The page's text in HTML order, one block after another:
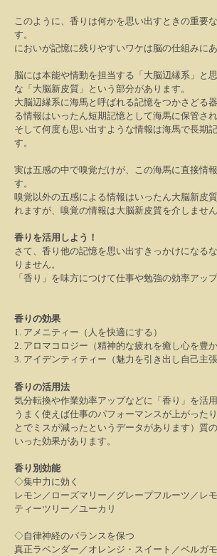
このように、香りは何かを思い出すときの重要
す。
においが記憶に残りやすいワケは脳の仕組みにあ
脳には本能や情動を担当する「大脳辺縁系」と
な「大脳新皮質」という部分があります。
大脳辺縁系に海馬と呼ばれる記憶をつかさどる
る情報はいったん短期記憶として海馬に保管され
そして何度も思い出すような情報は海馬で長期
す。
実は五感の中で嗅覚だけが、この海馬に直接情
す。
嗅覚以外の五感による情報はいったん大脳新皮
れますが、嗅覚の情報は大脳新皮質を介しません
香りを活用しよう！
さて、香り他の記憶を思い出すきっかけになる
りません。
「香り」を味方につけて仕事や勉強の効率アッ
香りの効果
1. アメニティー（人を快適にする）
2. アロマコロジー（精神的な疲れを癒し心を豊か
3. アイデンティティー（魅力を引き出し自己主張
香りの活用法
気分転換や作業効率アップなどに「香り」を活用
うまく使えば仕事のパフォーマンスが上がった
とでミスが減ったというデータがあります）質
いった効果があります。
香り別効能
◇集中力に効く
レモン／ローズマリー／グレープフルーツ／レ
ティーツリー／ユーカリ
◇自律神経のバランスを保つ
真正ラベンダー／オレンジ・スイート／ベルガ